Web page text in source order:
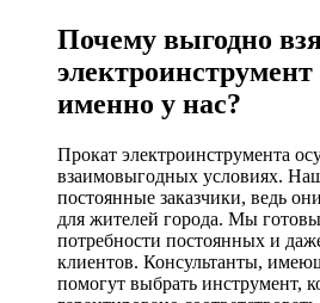
Почему выгодно
электроинструмент
именно у нас?
Прокат электроинструмента
взаимовыгодных условиях.
постоянные заказчики, ведь
для жителей города. Мы
потребности постоянных и
клиентов. Консультанты,
помогут выбрать инструмент,